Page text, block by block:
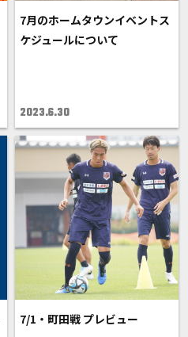
7月のホームタウンイベントス
ケジュールについて
2023.6.30
7/1・町田戦 プレビュー